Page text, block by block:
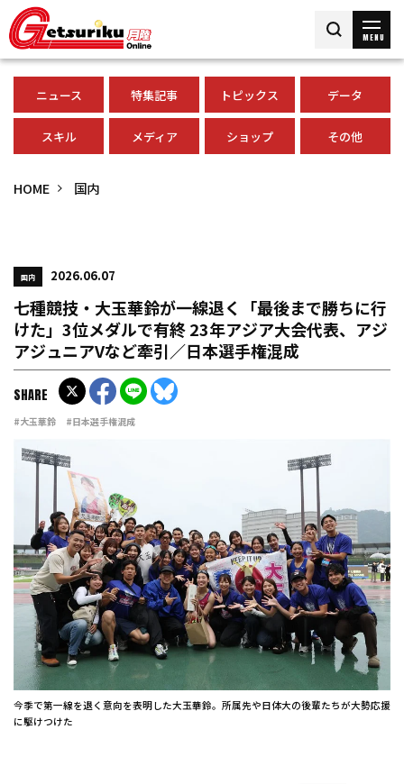
MENU
ニュース 特集記事 トピックス データ
スキル メディア ショップ その他
HOME 国内
国内 2026.06.07
七種競技・大玉華鈴が一線退く「最後まで勝ちに行
けた」3位メダルで有終 23年アジア大会代表、アジ
アジュニアVなど牽引／日本選手権混成
#大玉華鈴 #日本選手権混成
SHARE
今季で第一線を退く意向を表明した大玉華鈴。所属先や日体大の後輩たちが大勢応援
に駆けつけた